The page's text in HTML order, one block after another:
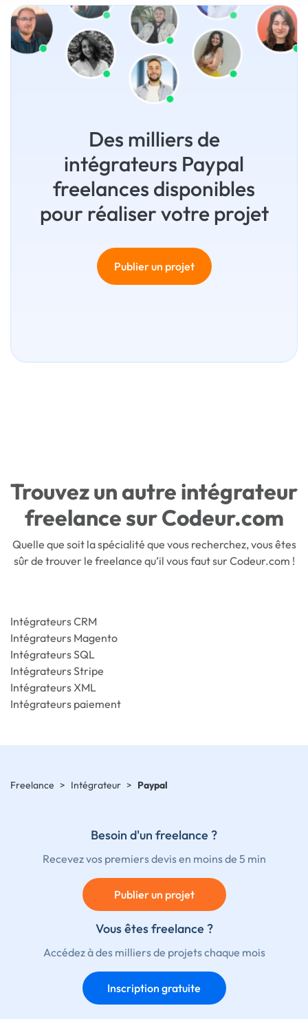
Des milliers de
intégrateurs Paypal
freelances disponibles
pour réaliser votre projet
Publier un projet
Trouvez un autre intégrateur
freelance sur Codeur.com
Quelle que soit la spécialité que vous recherchez, vous êtes
sûr de trouver le freelance qu’il vous faut sur Codeur.com !
Intégrateurs CRM
Intégrateurs Magento
Intégrateurs SQL
Intégrateurs Stripe
Intégrateurs XML
Intégrateurs paiement
Freelance > Intégrateur > Paypal
Besoin d'un freelance ?
Recevez vos premiers devis en moins de 5 min
Publier un projet
Vous êtes freelance ?
Accédez à des milliers de projets chaque mois
Inscription gratuite